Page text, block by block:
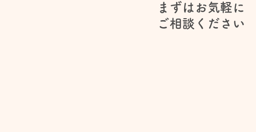
まずはお気軽に
​ご相談ください